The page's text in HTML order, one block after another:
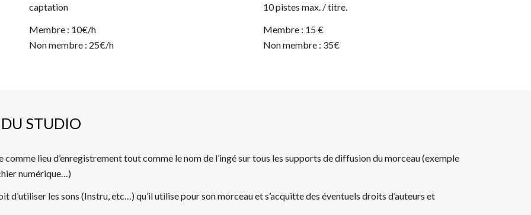
captation
Membre : 10€/h
Non membre : 25€/h
10 pistes max. / titre.
Membre : 15 €
Non membre : 35€
STUDIO
lieu d’enregistrement tout comme le nom de l’ingésur tous les supports dediffusion du morceau (exemple
numérique…)
d’utiliser les sons (Instru, etc…) qu’il utilise pour son morceau et s’acquitte des éventuels droits d’auteurs et